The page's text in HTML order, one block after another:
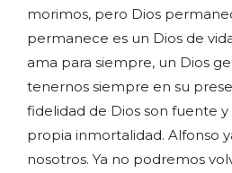
morimos, pero Dios
permanece es un Dios de
ama para siempre, un Dios
tenernos siempre en su
fidelidad de Dios son fuente
propia inmortalidad. Alfonso
nosotros. Ya no podremos